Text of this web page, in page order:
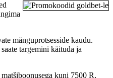
mänguprotsesside kaudu.
targemini käituda ja
kuni 7500 R,